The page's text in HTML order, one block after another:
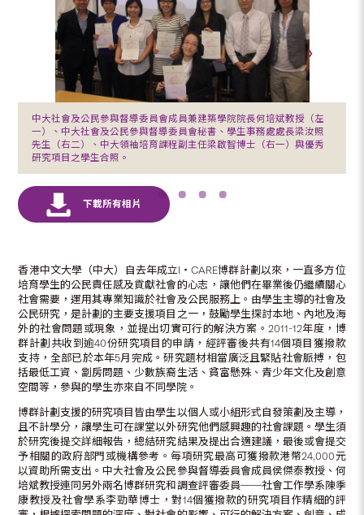
中大社會及公民參與督導委員會成員兼建築學院院長何培斌教授（左
一）、中大社會及公民參與督導委員會秘書、學生事務處處長梁汝照
先生（右二）、中大領袖培育課程副主任梁啟智博士（右一）與優秀
研究項目之學生合照。
香港中文大學（中大）自去年成立I‧CARE博群計劃以來，一直多方位
培育學生的公民責任感及貢獻社會的心志，讓他們在畢業後仍繼續關心
社會需要，運用其專業知識於社會及公民服務上。由學生主導的社會及
公民研究，是計劃的主要支援項目之一，鼓勵學生探討本地、內地及海
外的社會問題或現象，並提出切實可行的解決方案。2011-12年度，博
群計劃共收到逾40份研究項目的申請，經評審後共有14個項目獲撥款
支持，全部已於本年5月完成。研究題材相當廣泛且緊貼社會脈搏，包
括最低工資、劏房問題、少數族裔生活、貧富懸殊、青少年文化及創意
空間等，參與的學生亦來自不同學院。
博群計劃支援的研究項目皆由學生以個人或小組形式自發策劃及主導，
且不計學分，讓學生可在課堂以外研究他們感興趣的社會課題。學生須
於研究後提交詳細報告，總結研究結果及提出合適建議，最後或會提交
予相關的政府部門或機構參考。每項研究最高可獲撥款港幣24,000元
以資助所需支出。中大社會及公民參與督導委員會成員侯傑泰教授、何
培斌教授連同另外兩名博群研究和調查評審委員──社會工作學系陳季
康教授及社會學系李勁華博士，對14個獲撥款的研究項目作精細的評